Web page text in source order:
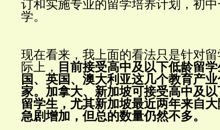
订和实施专业的留学培养计划，初
学。
现在看来，我上面的看法只是针对
际上，
目前接受高中及以下低龄留
国、英国、澳大利亚这几个教育产
家。 加拿大、新加坡可接受高中及
留学生，尤其新加坡最近两年来自
急剧增加，但总的数量仍然不多。